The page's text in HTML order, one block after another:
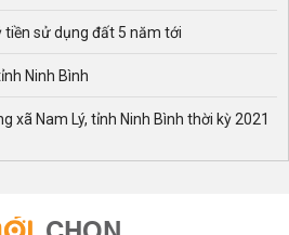
tiền sử dụng đất 5 năm tới
Ninh Bình
xã Nam Lý, tỉnh Ninh Bình thời kỳ 2021